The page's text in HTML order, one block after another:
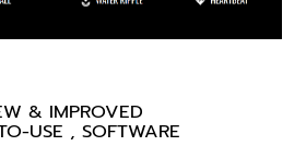
& IMPROVED
USE , SOFTWARE